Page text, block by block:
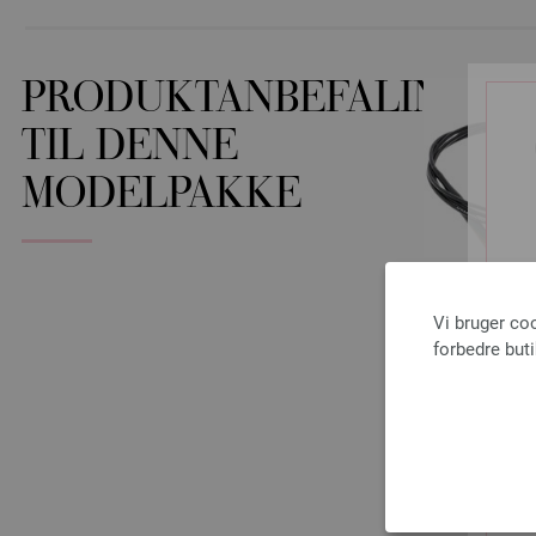
Vi bruger
forbedre
PRODUKTANBEFALINGER
TIL DENNE
MODELPAKKE